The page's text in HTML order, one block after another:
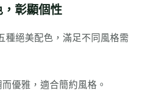
彰顯個性
種絕美配色，滿足不同風格需
而優雅，適合簡約風格。